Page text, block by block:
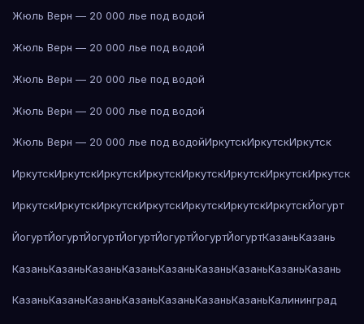
Жюль Верн — 20 000 лье под водой
Жюль Верн — 20 000 лье под водой
Жюль Верн — 20 000 лье под водой
Жюль Верн — 20 000 лье под водой
Жюль Верн — 20 000 лье под водойИркутскИркутскИркутск
ИркутскИркутскИркутскИркутскИркутскИркутскИркутскИркутск
ИркутскИркутскИркутскИркутскИркутскИркутскИркутскЙогурт
ЙогуртЙогуртЙогуртЙогуртЙогуртЙогуртЙогуртКазаньКазань
КазаньКазаньКазаньКазаньКазаньКазаньКазаньКазаньКазань
КазаньКазаньКазаньКазаньКазаньКазаньКазаньКалининград